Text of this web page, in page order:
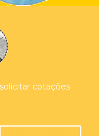
cotações